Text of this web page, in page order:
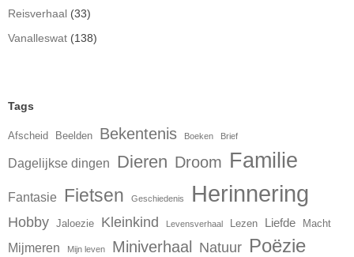
Reisverhaal (33)
Vanalleswat (138)
Tags
Afscheid Beelden Bekentenis Boeken Brief
Dagelijkse dingen Dieren Droom Familie
Fantasie Fietsen Geschiedenis Herinnering
Hobby Jaloezie Kleinkind Levensverhaal Lezen Liefde Macht
Mijmeren Mijn leven Miniverhaal Natuur Poëzie